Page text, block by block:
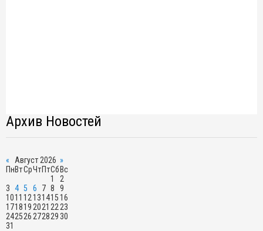
Архив Новостей
« Август 2026 »
ПнВтСрЧтПтСбВс
1
2
3 4 5 6 7 8
9
1011 1213141516
171819 2021 22 23
242526 27282930
31